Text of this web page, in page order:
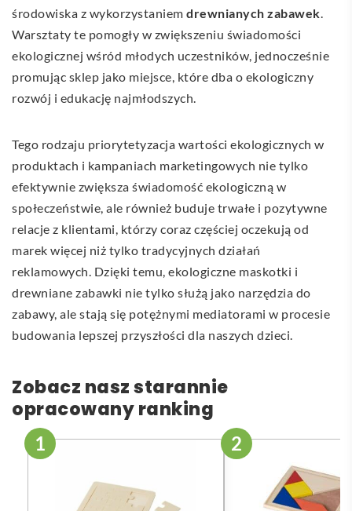
środowiska z wykorzystaniem drewnianych zabawek.
Warsztaty te pomogły w zwiększeniu świadomości
ekologicznej wśród młodych uczestników, jednocześnie
promując sklep jako miejsce, które dba o ekologiczny
rozwój i edukację najmłodszych.
Tego rodzaju priorytetyzacja wartości ekologicznych w
produktach i kampaniach marketingowych nie tylko
efektywnie zwiększa świadomość ekologiczną w
społeczeństwie, ale również buduje trwałe i pozytywne
relacje z klientami, którzy coraz częściej oczekują od
marek więcej niż tylko tradycyjnych działań
reklamowych. Dzięki temu, ekologiczne maskotki i
drewniane zabawki nie tylko służą jako narzędzia do
zabawy, ale stają się potężnymi mediatorami w procesie
budowania lepszej przyszłości dla naszych dzieci.
Zobacz nasz starannie
opracowany ranking